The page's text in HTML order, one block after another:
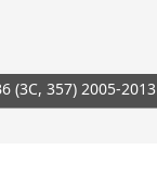
(3C, 357) 2005-2013